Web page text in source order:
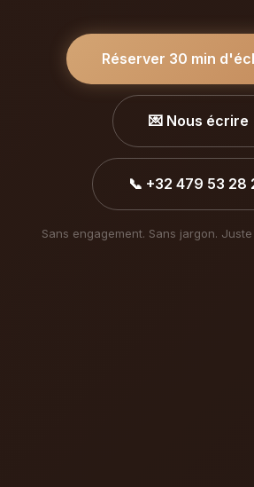
Réserver 30 min
💌 Nous écrire
📞 +32 479 53 28
Sans engagement. Sans jargon.